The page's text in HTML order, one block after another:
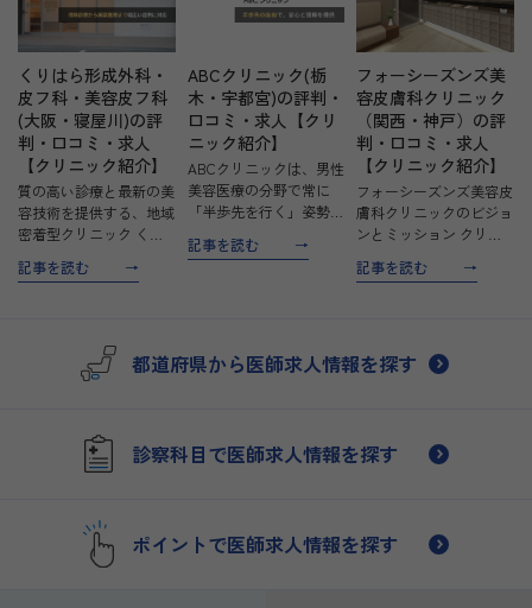
くりはら形成外科・
皮フ科・美容皮フ科
(大阪・寝屋川)の評
判・口コミ・求人
【クリニック紹介】
質の高い診療と最新の美
容技術を提供する、地域
密着型クリニック くり
美容皮フ科は、形成外科
治療技術を駆使し、患者
記事を読む
ABCクリニック(栃
木・宇都宮)の評判・
口コミ・求人【クリ
ニック紹介】
ABCクリニックは、男性
美容医療の分野で常に
「半歩先を行く」姿勢を
供するクリニックです。
多…
記事を読む
フォーシーズンズ美
容皮膚科クリニック
（関西・神戸）の評
判・口コミ・求人
【クリニック紹介】
フォーシーズンズ美容皮
膚科クリニックのビジョ
ンとミッション クリニ
ズンズ美容皮膚科は、先
に尽力しています。国内
記事を読む
都道府県から医師求人情報を探す
診察科目で医師求人情報を探す
ポイントで医師求人情報を探す